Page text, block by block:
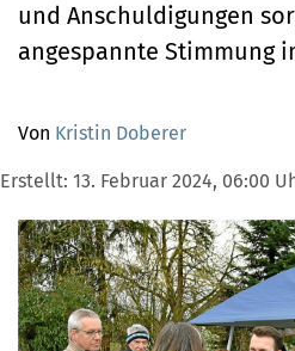
und Anschuldigungen
angespannte Stimmung
Von Kristin Doberer
Erstellt: 13. Februar 2024, 06:00